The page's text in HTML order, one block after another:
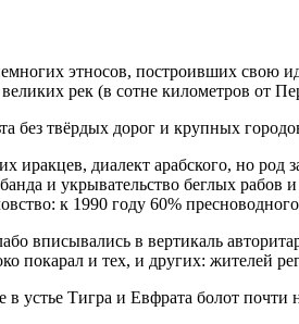
этносов, построивших свою
рек (в сотне километров от
без твёрдых дорог и крупных
иракцев, диалект арабского, но
и укрывательство беглых
к 1990 году 60%
вписывались в вертикаль
покарал и тех, и других: жителей
в устье Тигра и Евфрата болот почти